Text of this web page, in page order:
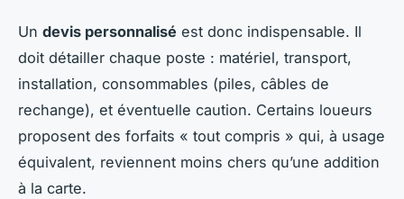
Un devis personnalisé est donc indispensable. Il
doit détailler chaque poste : matériel, transport,
installation, consommables (piles, câbles de
rechange), et éventuelle caution. Certains loueurs
proposent des forfaits « tout compris » qui, à usage
équivalent, reviennent moins chers qu’une addition
à la carte.